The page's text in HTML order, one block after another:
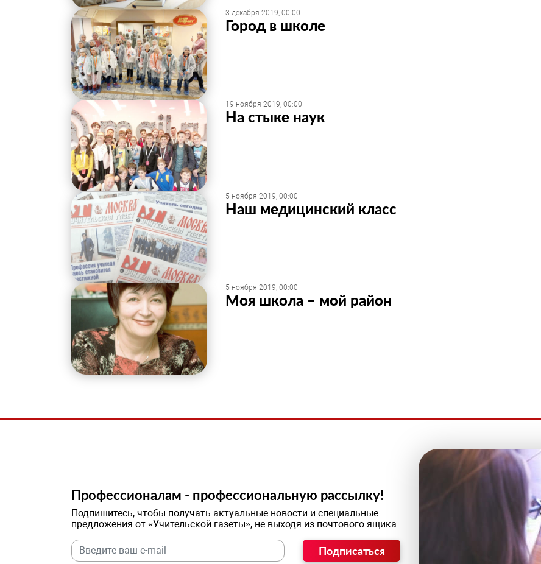
3 декабря 2019, 00:00
Город в школе
19 ноября 2019, 00:00
На стыке наук
5 ноября 2019, 00:00
Наш медицинский класс
5 ноября 2019, 00:00
Моя школа – мой район
Профессионалам - профессиональную рассылку!
Подпишитесь, чтобы получать актуальные новости и специальные
предложения от «Учительской газеты», не выходя из почтового ящика
Подписаться